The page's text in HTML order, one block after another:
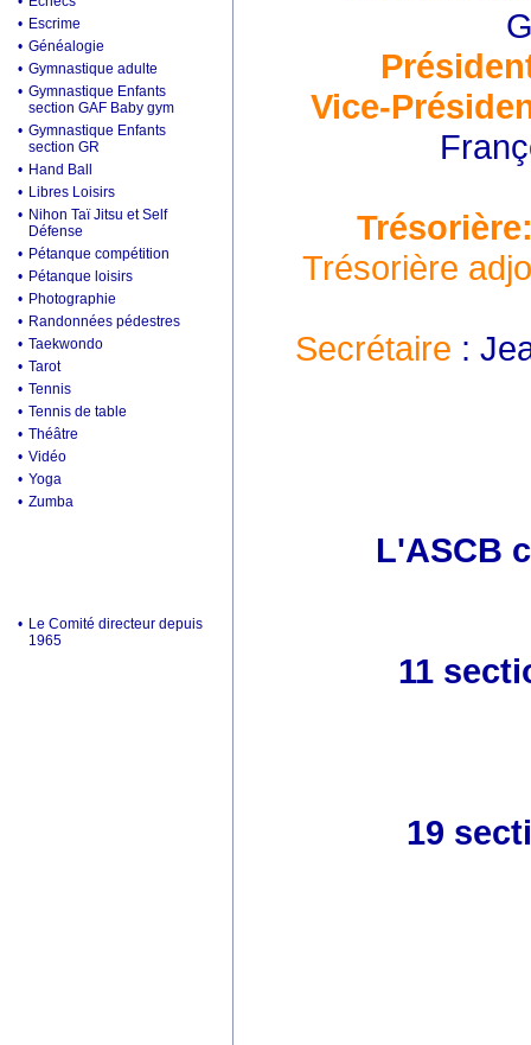
• Escrime
• Généalogie
• Gymnastique adulte
• Gymnastique Enfants
section GAF Baby gym
• Gymnastique Enfants
section GR
• Hand Ball
• Libres Loisirs
• Nihon Taï Jitsu et Self
Défense
• Pétanque compétition
• Pétanque loisirs
• Photographie
• Randonnées pédestres
• Taekwondo
• Tarot
• Tennis
• Tennis de table
• Théâtre
• Vidéo
• Yoga
• Zumba
• Le Comité directeur depuis
1965
Vice-
Trésorière
Secrétaire :
L'ASCB
11
19